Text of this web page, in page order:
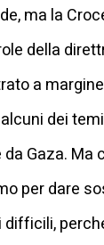
ma la
della
a
dei
Gaza.
per dare